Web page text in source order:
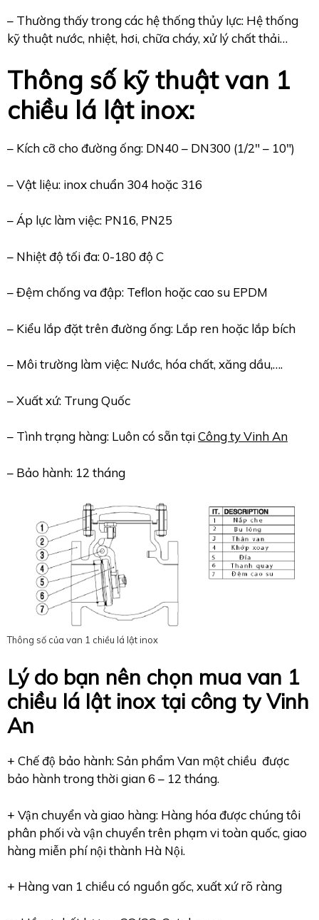
– Thường thấy trong các hệ thống thủy lực: Hệ thống
kỹ thuật nước, nhiệt, hơi, chữa cháy, xử lý chất thải…
Thông số kỹ thuật van 1
chiều lá lật inox:
– Kích cỡ cho đường ống: DN40 – DN300 (1/2″ – 10″)
– Vật liệu: inox chuẩn 304 hoặc 316
– Áp lực làm việc: PN16, PN25
– Nhiệt độ tối đa: 0-180 độ C
– Đệm chống va đập: Teflon hoặc cao su EPDM
– Kiểu lắp đặt trên đường ống: Lắp ren hoặc lắp bích
– Môi trường làm việc: Nước, hóa chất, xăng dầu,….
– Xuất xứ: Trung Quốc
– Tình trạng hàng: Luôn có sẵn tạiCông ty Vinh An
– Bảo hành: 12 tháng
Thông số của van 1 chiều lá lật inox
Lý do bạn nên chọn mua van 1
chiều lá lật inox tại công ty Vinh
An
+ Chế độ bảo hành: Sản phẩm Van một chiều được
bảo hành trong thời gian 6 – 12 tháng.
+ Vận chuyển và giao hàng: Hàng hóa được chúng tôi
phân phối và vận chuyển trên phạm vi toàn quốc, giao
hàng miễn phí nội thành Hà Nội.
+ Hàng van 1 chiều có nguồn gốc, xuất xứ rõ ràng